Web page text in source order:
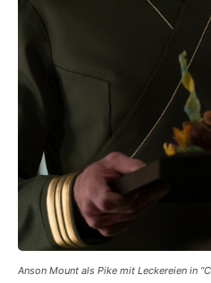
Anson Mount als Pike mit Leckereien in